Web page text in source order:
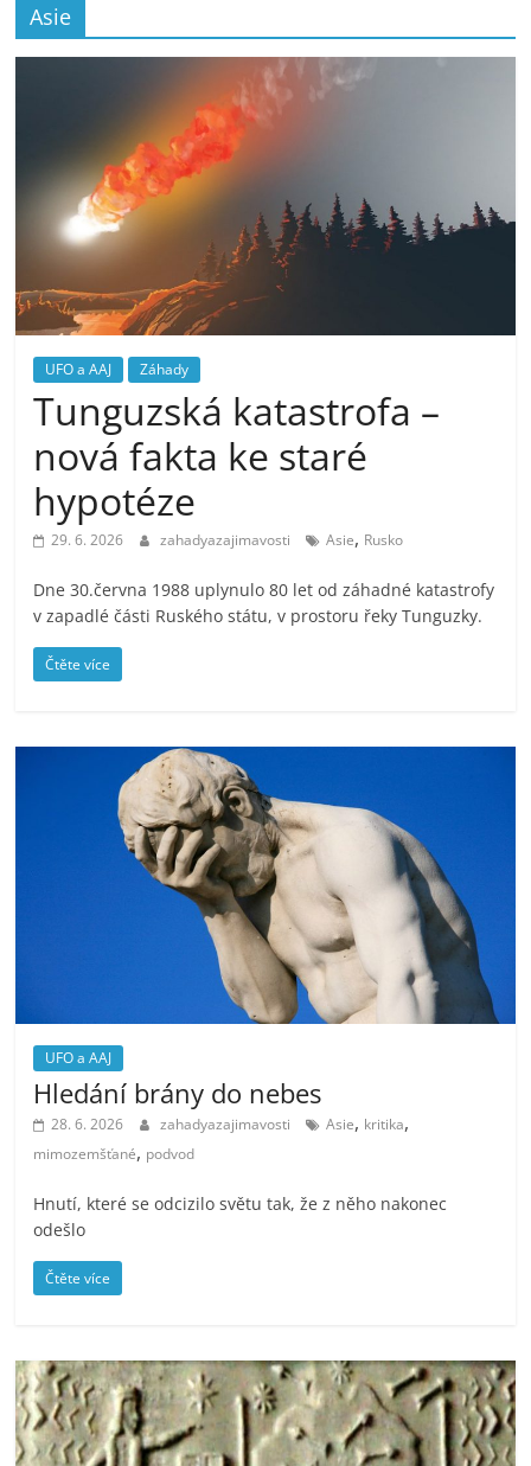
Asie
UFO a AAJ Záhady
Tunguzská katastrofa –
nová fakta ke staré
hypotéze
29. 6. 2026 zahadyazajimavosti Asie, Rusko
Dne 30.června 1988 uplynulo 80 let od záhadné katastrofy
v zapadlé části Ruského státu, v prostoru řeky Tunguzky.
Čtěte více
UFO a AAJ
Hledání brány do nebes
28. 6. 2026 zahadyazajimavosti Asie, kritika,
mimozemšťané, podvod
Hnutí, které se odcizilo světu tak, že z něho nakonec
odešlo
Čtěte více